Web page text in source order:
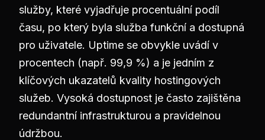
služby, které vyjadřuje procentuální podíl
času, po který byla služba funkční a dostupná
pro uživatele. Uptime se obvykle uvádí v
procentech (např. 99,9 %) a je jedním z
klíčových ukazatelů kvality hostingových
služeb. Vysoká dostupnost je často zajištěna
redundantní infrastrukturou a pravidelnou
údržbou.